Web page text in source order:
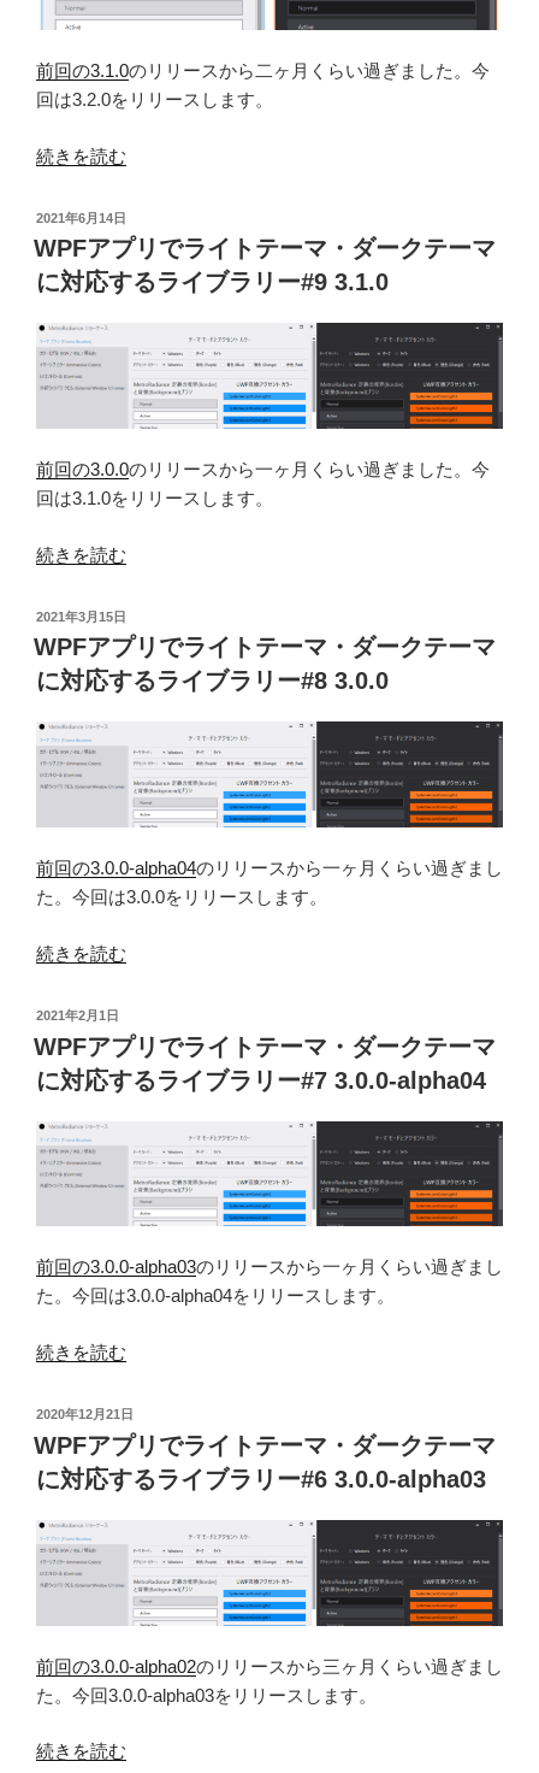
マ・
ダ
ー
テ
対
応
る
ラ
ブ
ラ
リ
#11
の
前回の3.1.0のリリースから二ヶ月くらい過ぎました。今
回は3.2.0をリリースします。
“WPF
プ
リ
で
ラ
イ
ト
テ
ダ
ー
テ
マ
に
対
す
る
ラ
ラ
リ
#10
の
続きを読む
投
稿
日:
2021年6月14日
WPFアプリでライトテーマ・ダークテーマ
に対応するライブラリー#9 3.1.0
前回の3.0.0のリリースから一ヶ月くらい過ぎました。今
回は3.1.0をリリースします。
“WPF
プ
リ
で
ラ
イ
ト
テ
ダ
ー
テ
マ
に
対
す
る
ラ
ラ
リ
#9
の
続きを読む
投
稿
日:
2021年3月15日
WPFアプリでライトテーマ・ダークテーマ
に対応するライブラリー#8 3.0.0
前回の3.0.0-alpha04のリリースから一ヶ月くらい過ぎまし
た。今回は3.0.0をリリースします。
“WPF
プ
リ
で
ラ
イ
ト
テ
ダ
ー
テ
マ
に
対
す
る
ラ
ラ
リ
#8
続きを読む
投
稿
日:
2021年2月1日
WPFアプリでライトテーマ・ダークテーマ
に対応するライブラリー#7 3.0.0-alpha04
前回の3.0.0-alpha03のリリースから一ヶ月くらい過ぎまし
た。今回は3.0.0-alpha04をリリースします。
“WPF
プ
リ
で
ラ
イ
ト
テ
ダ
ー
テ
続きを読む
投
稿
日:
2020年12月21日
WPFアプリでライトテーマ・ダークテーマ
に対応するライブラリー#6 3.0.0-alpha03
前回の3.0.0-alpha02のリリースから三ヶ月くらい過ぎまし
た。今回3.0.0-alpha03をリリースします。
“WPF
続きを読む